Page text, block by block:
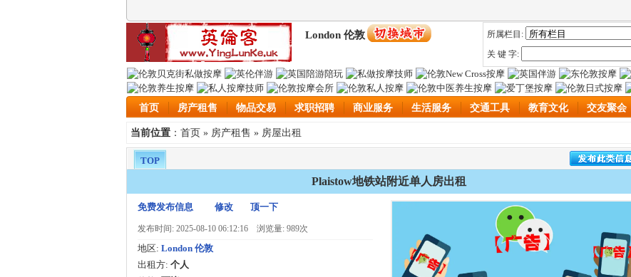
London 伦敦
所属栏目:
关 键 字:
首页 房产租售 物品交易 求职招聘 商业服务 生活服务 交通工具 教育文化 交友聚会
当前位置 ： 首页 » 房产租售 » 房屋出租
TOP
Plaistow地铁站附近单人房出租
免费发布信息 修改 顶一下
发布时间: 2025-08-10 06:12:16 浏览量: 989次
地区: London 伦敦
出租方: 个人